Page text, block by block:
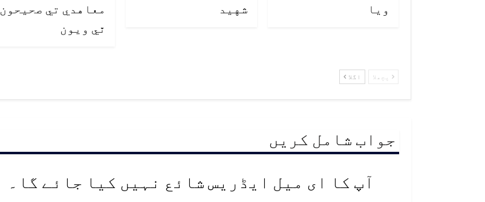
ويا
شهيد
معاهدي تي صحيحون
ٿي ويون
پچھلا اگلا
جواب شامل کریں
آپ کا ای میل ایڈریس شائع نہیں کیا جائے گا۔